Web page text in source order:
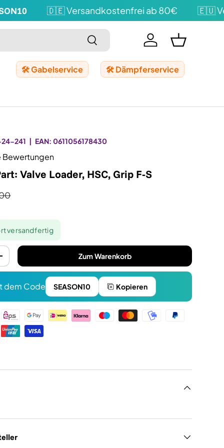
🇩🇪 Versandkostenfrei ab 80€ 🇪🇺
Suchen Einloggen
🛠️ Gabelservice 🛠️ Dämpferservice
241 | EAN: 0611056178430
Bewertungen
Valve Loader, HSC, Grip F-S
versandfertig
Zum Warenkorb
dem Code SEASON10 Kopieren